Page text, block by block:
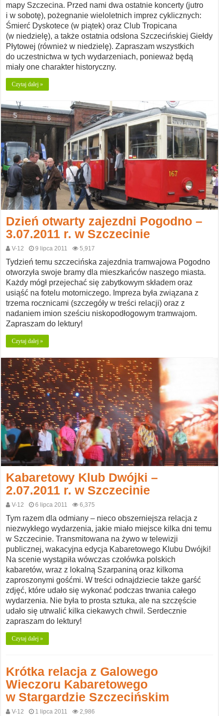
mapy Szczecina. Przed nami dwa ostatnie koncerty (jutro
i w sobotę), pożegnanie wieloletnich imprez cyklicznych:
Śmierć Dyskotece (w piątek) oraz Club Tropicana
(w niedzielę), a także ostatnia odsłona Szczecińskiej Giełdy
Płytowej (również w niedzielę). Zapraszam wszystkich
do uczestnictwa w tych wydarzeniach, ponieważ będą
miały one charakter historyczny.
Czytaj dalej »
Dzień otwarty zajezdni Pogodno –
3.07.2011 r. w Szczecinie
V-12 9 lipca 2011 5,917
Tydzień temu szczecińska zajezdnia tramwajowa Pogodno
otworzyła swoje bramy dla mieszkańców naszego miasta.
Każdy mógł przejechać się zabytkowym składem oraz
usiąść na fotelu motorniczego. Impreza była związana z
trzema rocznicami (szczegóły w treści relacji) oraz z
nadaniem imion sześciu niskopodłogowym tramwajom.
Zapraszam do lektury!
Czytaj dalej »
Kabaretowy Klub Dwójki –
2.07.2011 r. w Szczecinie
V-12 6 lipca 2011 6,375
Tym razem dla odmiany – nieco obszerniejsza relacja z
niezwykłego wydarzenia, jakie miało miejsce kilka dni temu
w Szczecinie. Transmitowana na żywo w telewizji
publicznej, wakacyjna edycja Kabaretowego Klubu Dwójki!
Na scenie wystąpiła wówczas czołówka polskich
kabaretów, wraz z lokalną Szarpaniną oraz kilkoma
zaproszonymi gośćmi. W treści odnajdziecie także garść
zdjęć, które udało się wykonać podczas trwania całego
wydarzenia. Nie była to prosta sztuka, ale na szczęście
udało się utrwalić kilka ciekawych chwil. Serdecznie
zapraszam do lektury!
Czytaj dalej »
Krótka relacja z Galowego
Wieczoru Kabaretowego
w Stargardzie Szczecińskim
V-12 1 lipca 2011 2,986